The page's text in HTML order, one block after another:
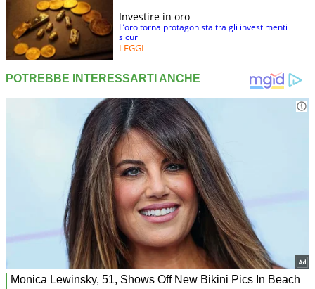
Investire in oro
L’oro torna protagonista tra gli investimenti
sicuri
LEGGI